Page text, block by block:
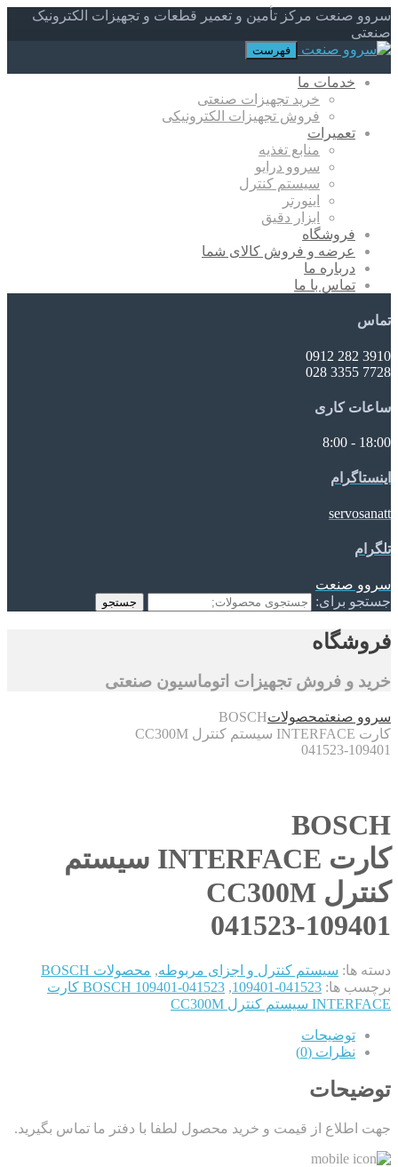
سروو صنعت مرکز تأمین و تعمیر قطعات و تجهیزات الکترونیک
صنعتی
فهرست
خدمات ما
خرید تجهیزات صنعتی
فروش تجهیزات الکترونیکی
تعمیرات
منابع تغذیه
سروو درایو
سیستم کنترل
اینورتر
ابزار دقیق
فروشگاه
عرضه و فروش کالای شما
درباره ما
تماس با ما
تماس
3910 282 0912
7728 3355 028
ساعات کاری
18:00 - 8:00
اینستاگرام
servosanatt
تلگرام
سروو صنعت
جستجو برای:
جستجو
فروشگاه
خرید و فروش تجهیزات اتوماسیون صنعتی
سروو صنعتمحصولاتBOSCH
کارت INTERFACE سیستم کنترل CC300M
041523-109401
BOSCH
کارت INTERFACE سیستم
کنترل CC300M
041523-109401
دسته ها: سیستم کنترل و اجزای مربوطه, محصولات BOSCH
برچسب ها: 041523-109401
,
041523-109401 BOSCH کارت
INTERFACE سیستم کنترل CC300M
توضیحات
نظرات (0)
توضیحات
جهت اطلاع از قیمت و خرید محصول لطفا با دفتر ما تماس بگیرید.